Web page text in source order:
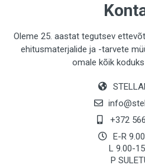
Oleme 25. aastat tegutsev
ehitusmaterjalide ja -tarvete
omale kõik
+372
E-R
L 9.00-
P